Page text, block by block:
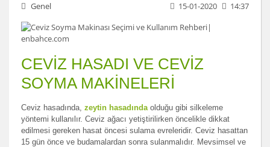
Genel 15-01-2020 14:37
CEVİZ HASADI VE CEVİZ
SOYMA MAKİNELERİ
Ceviz hasadında, zeytin hasadındaolduğu gibi silkeleme
yöntemi kullanılır. Ceviz ağacı yetiştirilirken öncelikle dikkat
edilmesi gereken hasat öncesi sulama evreleridir. Ceviz hasattan
15 gün önce ve budamalardan sonra sulanmalıdır. Mevsimsel ve